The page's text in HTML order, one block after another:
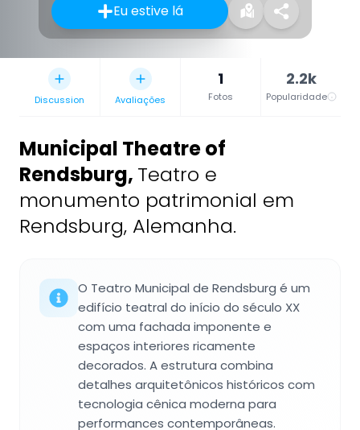
Eu estive lá
Discussion Avaliações
1
Fotos
2.2k
Popularidade
Municipal Theatre of
Rendsburg, Teatro e
monumento patrimonial em
Rendsburg, Alemanha.
O Teatro Municipal de Rendsburg é um
edifício teatral do início do século XX
com uma fachada imponente e
espaços interiores ricamente
decorados. A estrutura combina
detalhes arquitetônicos históricos com
tecnologia cênica moderna para
performances contemporâneas.